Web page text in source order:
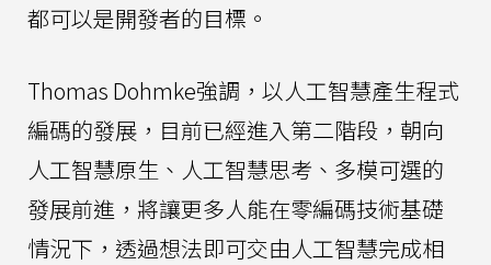
都可以是開發者的目標。
Thomas Dohmke強調，以人工智慧產生程式
編碼的發展，目前已經進入第二階段，朝向
人工智慧原生、人工智慧思考、多模可選的
發展前進，將讓更多人能在零編碼技術基礎
情況下，透過想法即可交由人工智慧完成相